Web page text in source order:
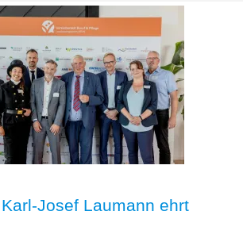
Josef Laumann ehrt